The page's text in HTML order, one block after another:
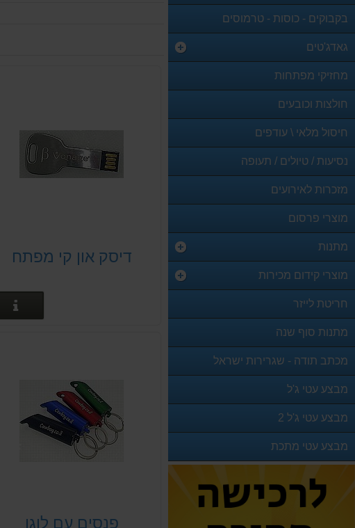
בקבוקים - כוסות - טרמוסים
גאדג'טים
מחזיקי מפתחות
חולצות וכובעים
חיסול מלאי \ עודפים
נסיעות / טיולים / תעופה
מזכרות לאירועים
מוצרי פרסום
מתנות
מוצרי קידום מכירות
חריטת לייזר
מתנות סוף שנה
מכתב תודה - שגרירות ישראל
מבצע עטי ג'ל
מבצע עטי ג'ל 2
מבצע עטי מתכת
דיסק און קי מפתח
פנסים עם לוגו